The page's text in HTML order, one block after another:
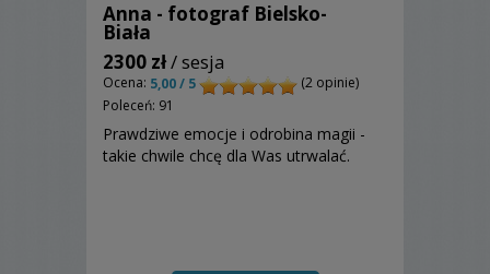
Anna - fotograf Bielsko-
Biała
2300 zł/ sesja
Ocena: 5,00 / 5
(2 opinie)
Poleceń: 91
Prawdziwe emocje i odrobina magii -
takie chwile chcę dla Was utrwalać.